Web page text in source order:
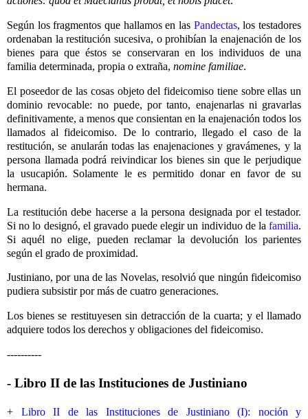
Según los fragmentos que hallamos en las Pandectas, los testadores
ordenaban la restitución sucesiva, o prohibían la enajenación de los
bienes para que éstos se conservaran en los individuos de una
familia determinada, propia o extraña, nomine familiae.
El poseedor de las cosas objeto del fideicomiso tiene sobre ellas un
dominio revocable: no puede, por tanto, enajenarlas ni gravarlas
definitivamente, a menos que consientan en la enajenación todos los
llamados al fideicomiso. De lo contrario, llegado el caso de la
restitución, se anularán todas las enajenaciones y gravámenes, y la
persona llamada podrá reivindicar los bienes sin que le perjudique
la usucapión. Solamente le es permitido donar en favor de su
hermana.
La restitución debe hacerse a la persona designada por el testador.
Si no lo designó, el gravado puede elegir un individuo de la familia.
Si aquél no elige, pueden reclamar la devolución los parientes
según el grado de proximidad.
Justiniano, por una de las Novelas, resolvió que ningún fideicomiso
pudiera subsistir por más de cuatro generaciones.
Los bienes se restituyesen sin detracción de la cuarta; y el llamado
adquiere todos los derechos y obligaciones del fideicomiso.
----------
- Libro II de las Instituciones de Justiniano
+ Libro II de las Instituciones de Justiniano (I): noción y